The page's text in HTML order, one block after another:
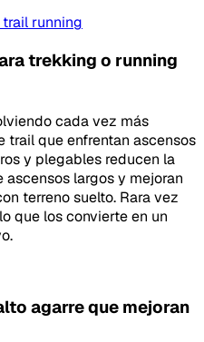
running
trekking o running
cada vez más
trail que enfrentan ascensos
y plegables reducen la
largos y mejoran
terreno suelto. Rara vez
que los convierte en un
agarre que mejoran